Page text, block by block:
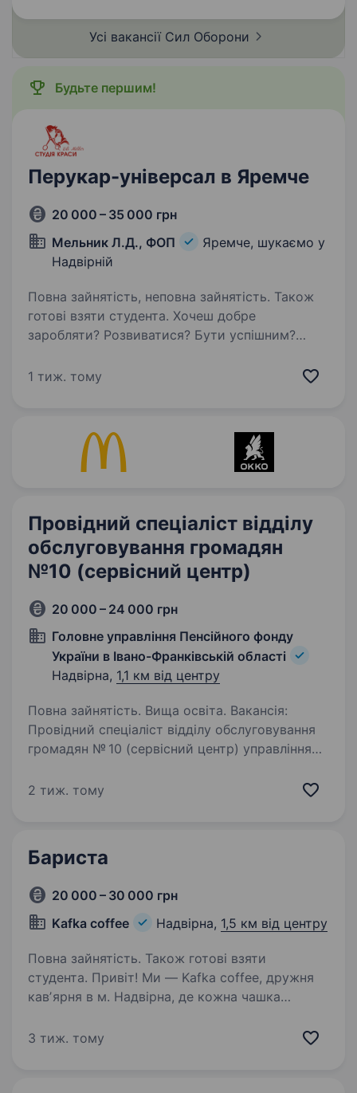
повномасштабного…
Усі вакансії Сил Оборони
Будьте першим!
Перукар-універсал в Яремче
20 000 – 35 000 грн
Мельник Л.Д., ФОП
Яремче, шукаємо у
Надвірній
Повна зайнятість, неповна зайнятість. Також
готові взяти студента. Хочеш добре
заробляти? Розвиватися? Бути успішним?
МИ ЗНАЄМО ЯК ЦЕ ЗРОБИТИ! Ми шукаємо
1 тиж. тому
Провідний спеціаліст відділу
обслуговування громадян
№10 (сервісний центр)
20 000 – 24 000 грн
Головне управління Пенсійного фонду
України в Івано-Франківській області
Надвірна, 1,1 км від центру
Повна зайнятість. Вища освіта. Вакансія:
Провідний спеціаліст відділу обслуговування
громадян № 10 (сервісний центр) управління
Головне управління Пенсійного фонду України
2 тиж. тому
Бариста
20 000 – 30 000 грн
Kafka coffee
Надвірна, 1,5 км від центру
Повна зайнятість. Також готові взяти
студента. Привіт! Ми — Kafka coffee, дружня
кавʼярня в м. Надвірна, де кожна чашка
ти любиш спілкуватися з людьми, хочеш
3 тиж. тому